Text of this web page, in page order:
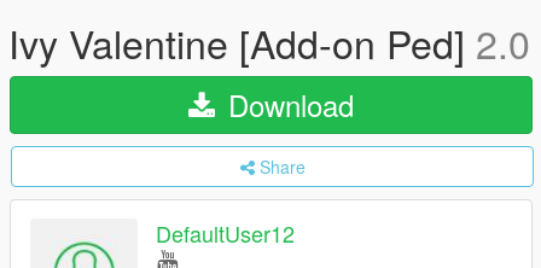
Ivy Valentine [Add-on Ped] 2.0
Download
Share
DefaultUser12